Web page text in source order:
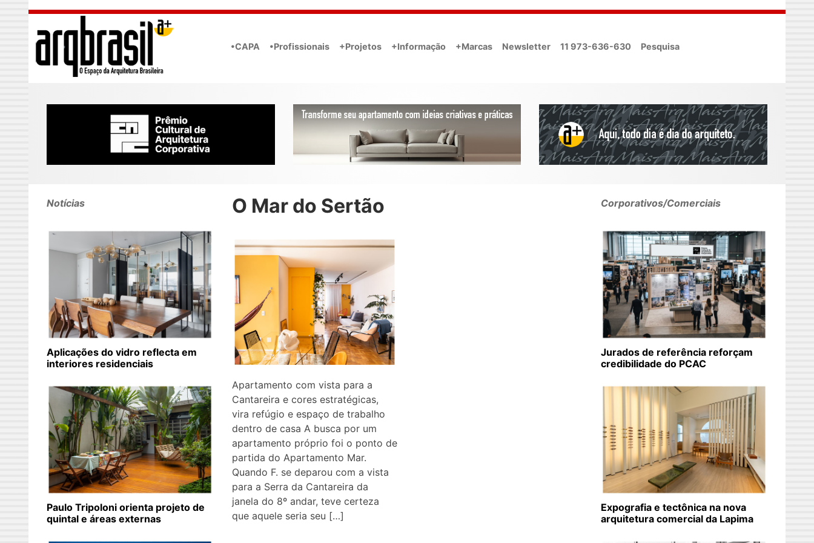
Skip to main content
•CAPA •Profissionais +Projetos +Informação +Marcas Newsletter 11 973-636-630 Pesquisa
O Mar do Sertão
Apartamento com vista para a
Cantareira e cores estratégicas,
vira refúgio e espaço de trabalho
dentro de casa A busca por um
apartamento próprio foi o ponto de
partida do Apartamento Mar.
Quando F. se deparou com a vista
para a Serra da Cantareira da
janela do 8º andar, teve certeza
que aquele seria seu […]
Notícias
Aplicações do vidro reflecta em
interiores residenciais
Paulo Tripoloni orienta projeto de
quintal e áreas externas
Corporativos/Comerciais
Jurados de referência reforçam
credibilidade do PCAC
Expografia e tectônica na nova
arquitetura comercial da Lapima